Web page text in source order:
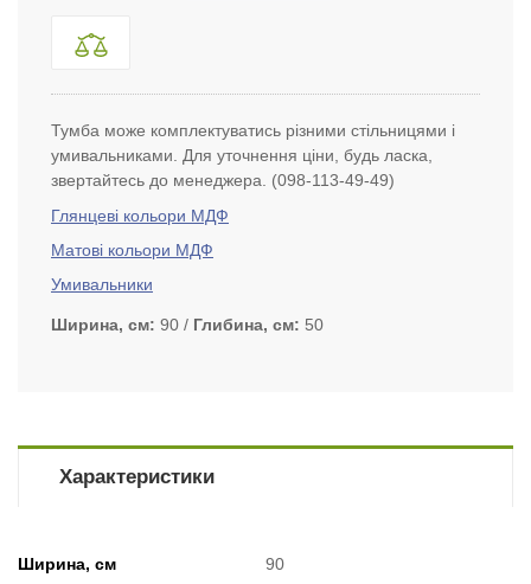
Тумба може комплектуватись різними стільницями і
умивальниками. Для уточнення ціни, будь ласка,
звертайтесь до менеджера. (098-113-49-49)
Глянцеві кольори МДФ
Матові кольори МДФ
Умивальники
Ширина, см 90 Глибина, см 50
Характеристики
Ширина, см 90